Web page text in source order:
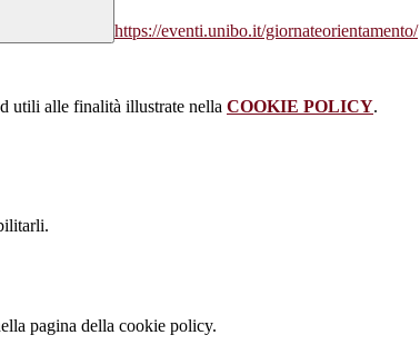
https://eventi.unibo.it/giornateorientamento/
utili alle finalità illustrate nella COOKIE POLICY.
pagina della cookie policy.